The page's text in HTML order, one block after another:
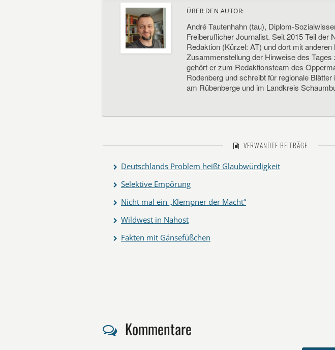
ÜBER DEN AUTOR:
André Tautenhahn (tau), Diplom-
Freiberuflicher Journalist. Seit 2015 Teil der
Redaktion (Kürzel: AT) und dort mit
Zusammenstellung der Hinweise des
gehört er zum Redaktionsteam des
Rodenberg und schreibt für regionale
am Rübenberge und im Landkreis
VERWANDTE BEITRÄGE
Deutschlands Problem heißt Glaubwürdigkeit
Selektive Empörung
Nicht mal ein „Klempner der Macht“
Wildwest in Nahost
Fakten mit Gänsefüßchen
Kommentare